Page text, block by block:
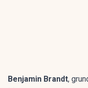
Benjamin Brandt,